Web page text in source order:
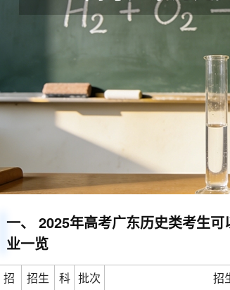
一、 2025年高考广东历史类考生可
业一览
招
招生
科 批次 招